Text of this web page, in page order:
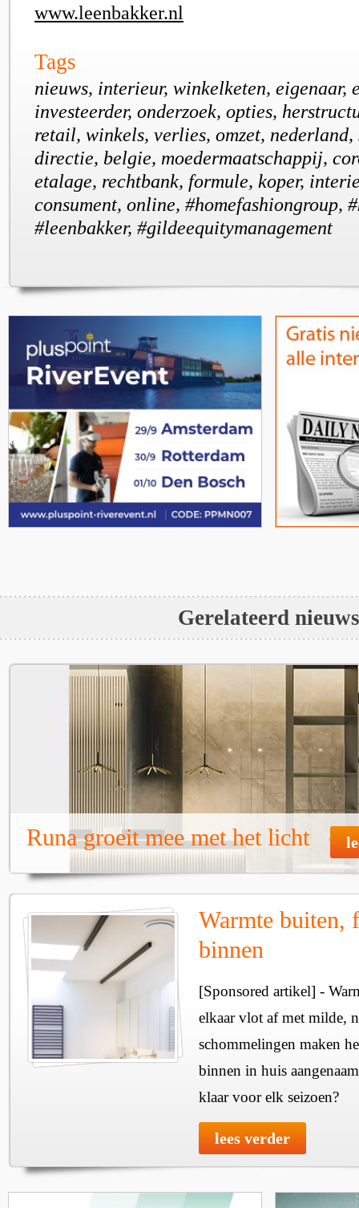
www.leenbakker.nl
Tags
nieuws, interieur, winkelketen, eigenaar,
investeerder, onderzoek, opties,
retail, winkels, verlies, omzet,
directie, belgie, moedermaatschappij,
etalage, rechtbank, formule, koper,
consument, online, #homefashiongroup,
#leenbakker, #gildeequitymanagement
Gerelateerd nieuws
Runa groeit mee met het licht
Warmte buiten,
binnen
[Sponsored artikel] -
elkaar vlot af met milde,
schommelingen maken
binnen in huis
klaar voor elk seizoen?
lees verder